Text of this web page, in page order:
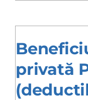
privată